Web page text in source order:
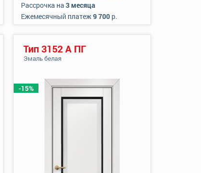
Рассрочка на 3 месяца
Ежемесячный платеж9 700 р.
-15%
Тип 3152 А ПГ
Эмаль белая